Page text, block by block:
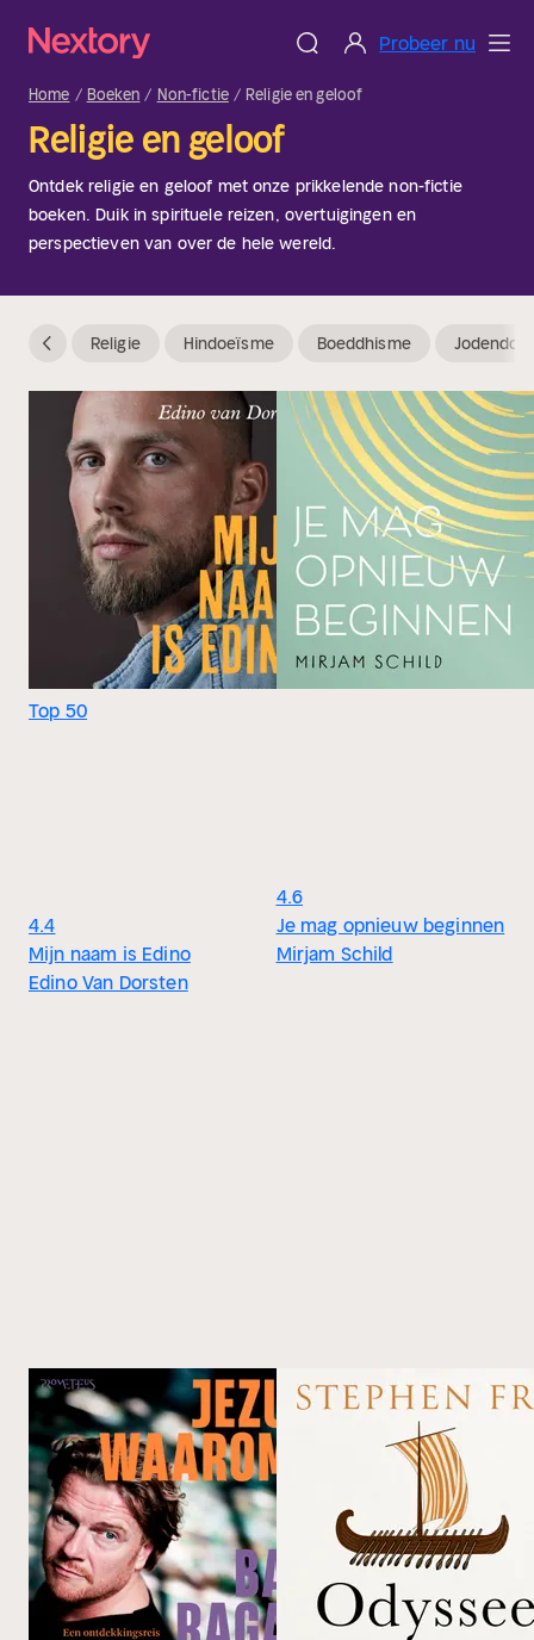
Probeer nu
Home Boeken Non-fictie Religie en geloof
Religie en geloof
Ontdek religie en geloof met onze prikkelende non-fictie
boeken. Duik in spirituele reizen, overtuigingen en
perspectieven van over de hele wereld.
Religie Hindoeïsme Boeddhisme Jodendom
Top 50
4.4
Mijn naam is Edino
Edino Van Dorsten
4.6
Je mag opnieuw beginnen
Mirjam Schild